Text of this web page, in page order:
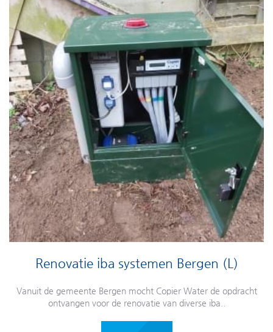
Renovatie iba systemen Bergen (L)
Vanuit de gemeente Bergen mocht Copier Water de opdracht
ontvangen voor de renovatie van diverse iba..